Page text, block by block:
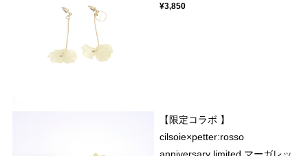
¥3,850
【限定コラボ 】
cilsoie×petter:rosso